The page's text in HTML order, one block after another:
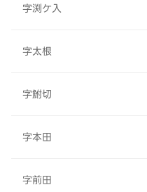
字渕ケ入
字太根
字鮒切
字本田
字前田